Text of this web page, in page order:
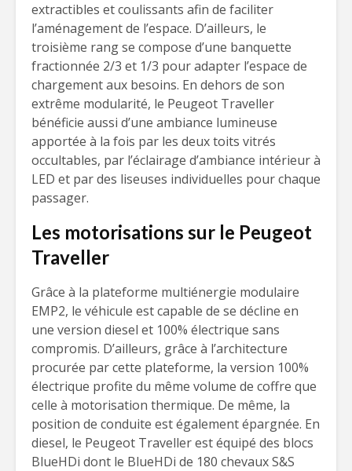
extractibles et coulissants afin de faciliter
l’aménagement de l’espace. D’ailleurs, le
troisième rang se compose d’une banquette
fractionnée 2/3 et 1/3 pour adapter l’espace de
chargement aux besoins. En dehors de son
extrême modularité, le Peugeot Traveller
bénéficie aussi d’une ambiance lumineuse
apportée à la fois par les deux toits vitrés
occultables, par l’éclairage d’ambiance intérieur à
LED et par des liseuses individuelles pour chaque
passager.
Les motorisations sur le Peugeot
Traveller
Grâce à la plateforme multiénergie modulaire
EMP2, le véhicule est capable de se décline en
une version diesel et 100% électrique sans
compromis. D’ailleurs, grâce à l’architecture
procurée par cette plateforme, la version 100%
électrique profite du même volume de coffre que
celle à motorisation thermique. De même, la
position de conduite est également épargnée. En
diesel, le Peugeot Traveller est équipé des blocs
BlueHDi dont le BlueHDi de 180 chevaux S&S